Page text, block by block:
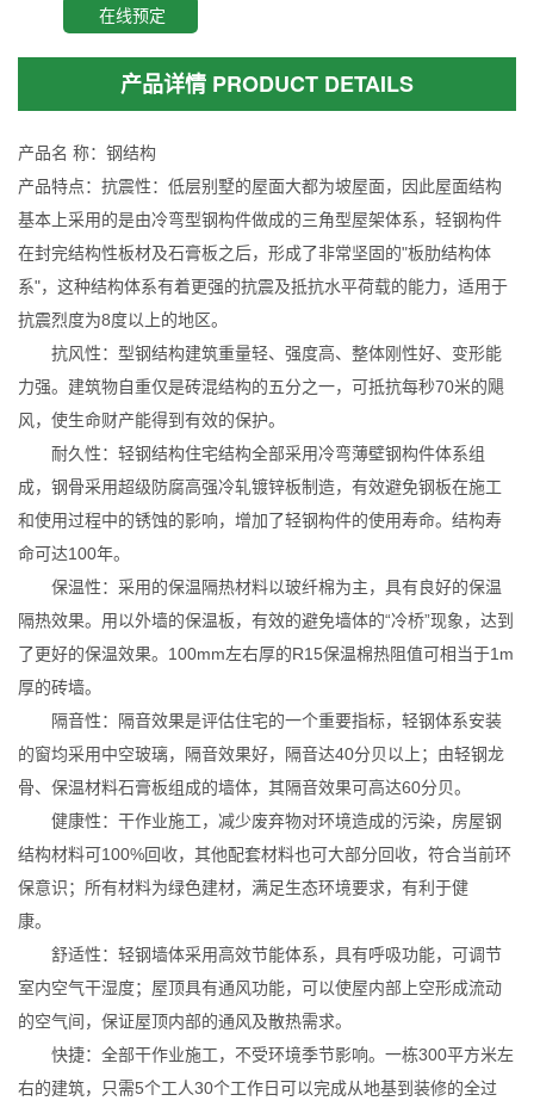
在线预定
产品详情 PRODUCT DETAILS
产品名 称：钢结构
产品特点：抗震性：低层别墅的屋面大都为坡屋面，因此屋面结构
基本上采用的是由冷弯型钢构件做成的三角型屋架体系，轻钢构件
在封完结构性板材及石膏板之后，形成了非常坚固的"板肋结构体
系"，这种结构体系有着更强的抗震及抵抗水平荷载的能力，适用于
抗震烈度为8度以上的地区。
抗风性：型钢结构建筑重量轻、强度高、整体刚性好、变形能
力强。建筑物自重仅是砖混结构的五分之一，可抵抗每秒70米的飓
风，使生命财产能得到有效的保护。
耐久性：轻钢结构住宅结构全部采用冷弯薄壁钢构件体系组
成，钢骨采用超级防腐高强冷轧镀锌板制造，有效避免钢板在施工
和使用过程中的锈蚀的影响，增加了轻钢构件的使用寿命。结构寿
命可达100年。
保温性：采用的保温隔热材料以玻纤棉为主，具有良好的保温
隔热效果。用以外墙的保温板，有效的避免墙体的“冷桥”现象，达到
了更好的保温效果。100mm左右厚的R15保温棉热阻值可相当于1m
厚的砖墙。
隔音性：隔音效果是评估住宅的一个重要指标，轻钢体系安装
的窗均采用中空玻璃，隔音效果好，隔音达40分贝以上；由轻钢龙
骨、保温材料石膏板组成的墙体，其隔音效果可高达60分贝。
健康性：干作业施工，减少废弃物对环境造成的污染，房屋钢
结构材料可100%回收，其他配套材料也可大部分回收，符合当前环
保意识；所有材料为绿色建材，满足生态环境要求，有利于健
康。
舒适性：轻钢墙体采用高效节能体系，具有呼吸功能，可调节
室内空气干湿度；屋顶具有通风功能，可以使屋内部上空形成流动
的空气间，保证屋顶内部的通风及散热需求。
快捷：全部干作业施工，不受环境季节影响。一栋300平方米左
右的建筑，只需5个工人30个工作日可以完成从地基到装修的全过